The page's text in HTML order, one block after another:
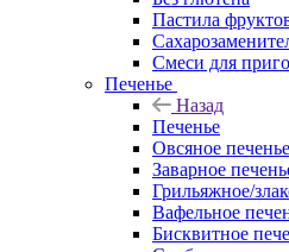
Пастила
Смеси для
Печенье
Назад
Печенье
Овсяное печенье
Заварное
Грильяжное/
Вафельное
Бисквитное